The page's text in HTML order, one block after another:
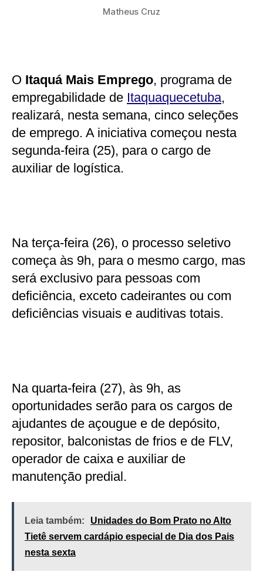
Matheus Cruz
O Itaquá Mais Emprego, programa de
empregabilidade de Itaquaquecetuba,
realizará, nesta semana, cinco seleções
de emprego. A iniciativa começou nesta
segunda-feira (25), para o cargo de
auxiliar de logística.
Na terça-feira (26), o processo seletivo
começa às 9h, para o mesmo cargo, mas
será exclusivo para pessoas com
deficiência, exceto cadeirantes ou com
deficiências visuais e auditivas totais.
Na quarta-feira (27), às 9h, as
oportunidades serão para os cargos de
ajudantes de açougue e de depósito,
repositor, balconistas de frios e de FLV,
operador de caixa e auxiliar de
manutenção predial.
Leia também:
Unidades do Bom Prato no Alto
Tietê servem cardápio especial de Dia dos Pais
nesta sexta